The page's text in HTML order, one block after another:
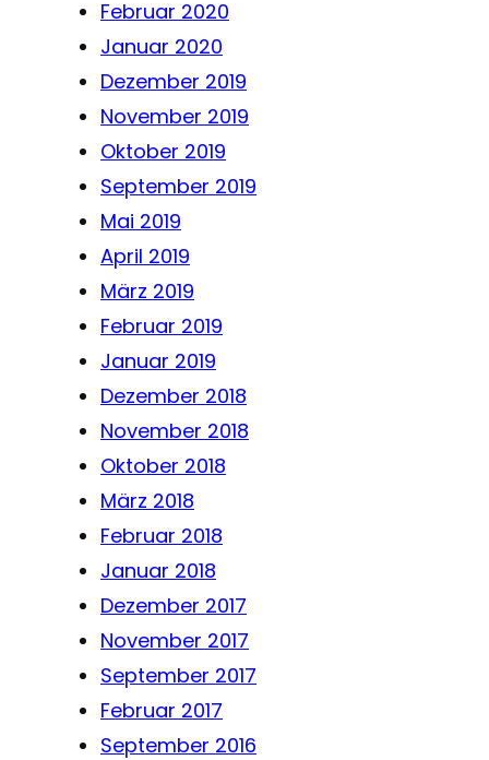
Februar 2020
Januar 2020
Dezember 2019
November 2019
Oktober 2019
September 2019
Mai 2019
April 2019
März 2019
Februar 2019
Januar 2019
Dezember 2018
November 2018
Oktober 2018
März 2018
Februar 2018
Januar 2018
Dezember 2017
November 2017
September 2017
Februar 2017
September 2016